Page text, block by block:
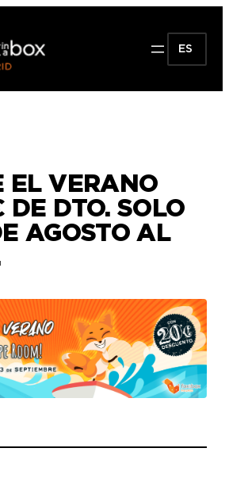
ES
EL VERANO
DTO. SOLO
AGOSTO AL